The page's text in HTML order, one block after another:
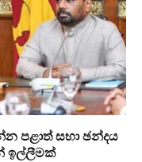
පළාත් සභා ඡන්දය
ඉල්ලීමක්